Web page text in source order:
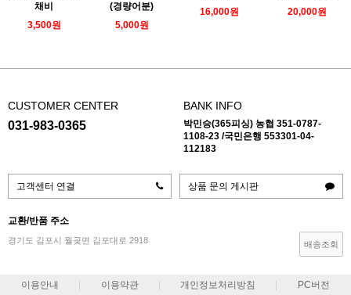
채비
3,500원
(경량어분)
5,000원
16,000원
20,000원
CUSTOMER CENTER
031-983-0365
BANK INFO
박민승(365피싱) 농협 351-0787-
1108-23 /국민은행 553301-04-
112183
고객센터 연결 상품 문의 게시판
교환/반품 주소
경기도 김포시 월곶면 김포대로 2918 배송조회
이용안내 이용약관 개인정보처리방침 PC버전